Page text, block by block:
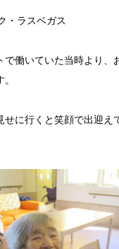
・ラスベガス
で働いていた当時より、
せに行くと笑顔で出迎え